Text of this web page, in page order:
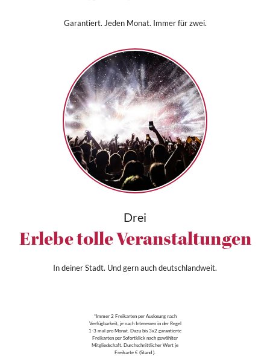
Garantiert. Jeden Monat. Immer für zwei.
Drei
Erlebe tolle Veranstaltungen
In deiner Stadt. Und gern auch deutschlandweit.
*Immer 2 Freikarten per Auslosung nach
Verfügbarkeit, je nach Interessen in der Regel
1-3 mal pro Monat. Dazu bis 3x2 garantierte
Freikarten per Sofortklick nach gewählter
Mitgliedschaft. Durchschnittlicher Wert je
Freikarte € (Stand ).